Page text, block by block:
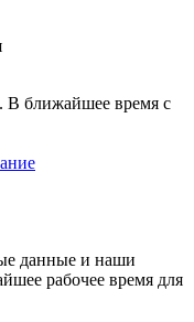
В ближайшее время с
данные и наши
рабочее время для